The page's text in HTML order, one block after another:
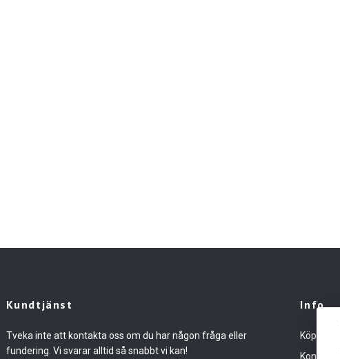
Kundtjänst
Tveka inte att kontakta oss om du har någon fråga eller
fundering. Vi svarar alltid så snabbt vi kan!
Info
Köpvillkor
Kontakt